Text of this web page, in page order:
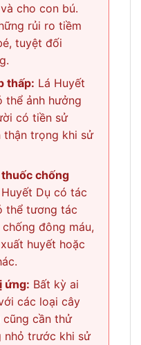
cho con bú.
rủi ro tiềm
tuyệt đối
thấp: Lá Huyết
thể ảnh hưởng
có tiền sử
thận trọng khi sử
chống
Dụ có tác
thể tương tác
đông máu,
huyết hoặc
ứng: Bất kỳ ai
các loại cây
cần thử
nhỏ trước khi sử